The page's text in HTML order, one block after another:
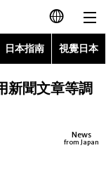
日本語
English
日本指南 視覺日本
新聞文章等調
News
from Japan